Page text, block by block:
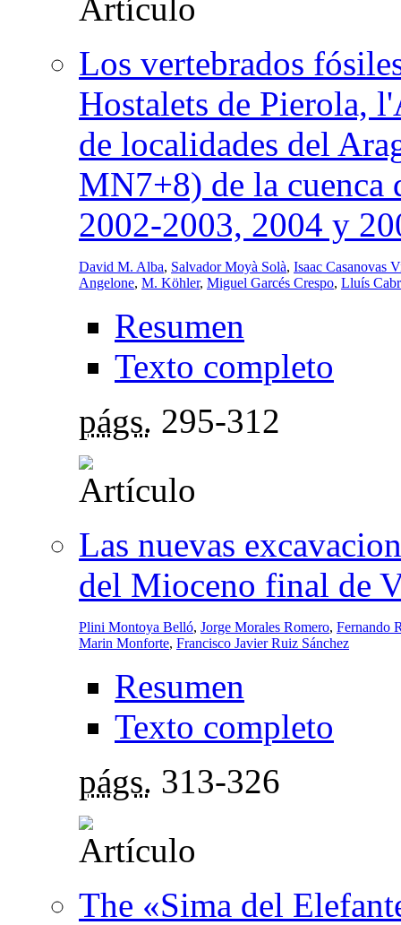
Los vertebrados
Hostalets de Pierola,
de localidades del
MN7+8) de la cuenca
2002-2003, 2004 y
David M. Alba, Salvador Moyà Solà, Isaac Casanovas
Angelone, M. Köhler, Miguel Garcés Crespo, Lluís
Resumen
Texto completo
págs. 295-312
Las nuevas
del Mioceno final de
Plini Montoya Belló, Jorge Morales Romero, Fernando
Marin Monforte, Francisco Javier Ruiz Sánchez
Resumen
Texto completo
págs. 313-326
The «Sima del